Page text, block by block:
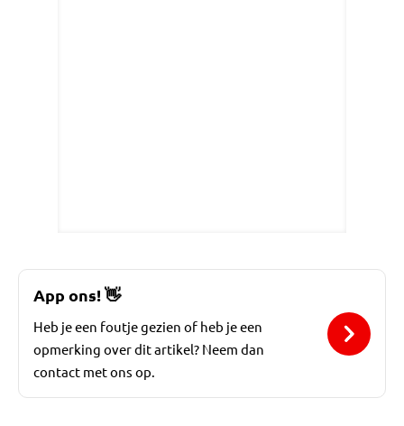
App ons!👋
Heb je een foutje gezien of heb je een
opmerking over dit artikel? Neem dan
contact met ons op.